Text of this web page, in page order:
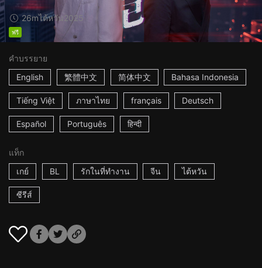
26mไต้หวัน 2025
ฟรี
คำบรรยาย
English
繁體中文 简体中文 Bahasa Indonesia
Tiếng Việt ภาษาไทย français Deutsch
Español Português हिन्दी
แท็ก
เกย์
BL รักในที่ทำงาน จีน ไต้หวัน
ซีรีส์